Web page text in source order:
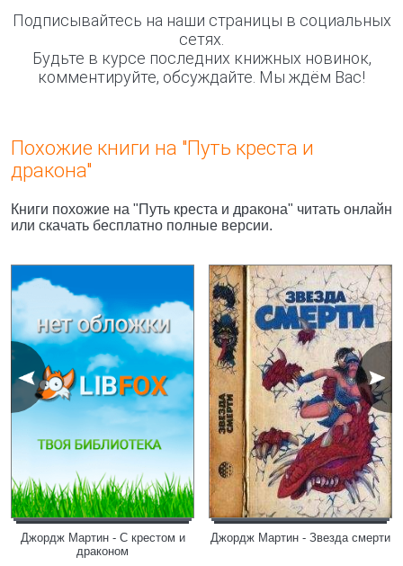
Подписывайтесь на наши страницы в социальных
сетях.
Будьте в курсе последних книжных новинок,
комментируйте, обсуждайте. Мы ждём Вас!
Похожие книги на "Путь креста и
дракона"
Книги похожие на "Путь креста и дракона" читать онлайн
или скачать бесплатно полные версии.
Джордж Мартин - С крестом и
драконом
Джордж Мартин - Звезда смерти